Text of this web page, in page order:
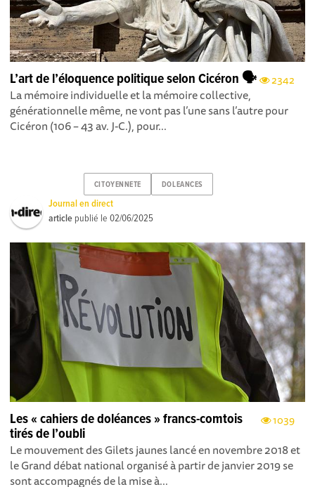
2342
L’art de l’éloquence politique selon Cicéron 🗣️
La mémoire individuelle et la mémoire collective,
générationnelle même, ne vont pas l’une sans l’autre pour
Cicéron (106 – 43 av. J-C.), pour...
CITOYENNETE DOLEANCES
Journal en direct
article publié le02/06/2025
1039
Les « cahiers de doléances » francs-comtois
tirés de l’oubli
Le mouvement des Gilets jaunes lancé en novembre 2018 et
le Grand débat national organisé à partir de janvier 2019 se
sont accompagnés de la mise à...